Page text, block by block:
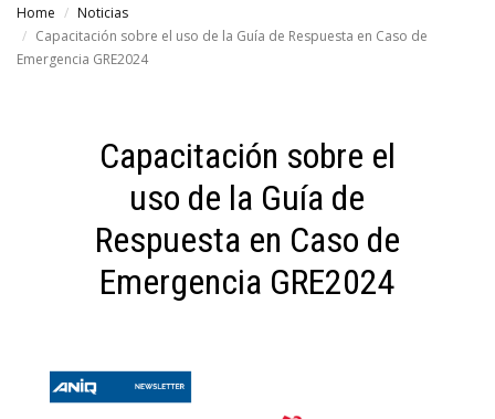
Home
Noticias
Capacitación sobre el uso de la Guía de Respuesta en Caso de
Emergencia GRE2024
Capacitación sobre el
uso de la Guía de
Respuesta en Caso de
Emergencia GRE2024